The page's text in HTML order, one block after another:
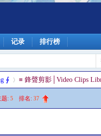
记录 排行榜
∮ ≡ 鋒聲剪影│Video Clips
题: 5 排名: 37